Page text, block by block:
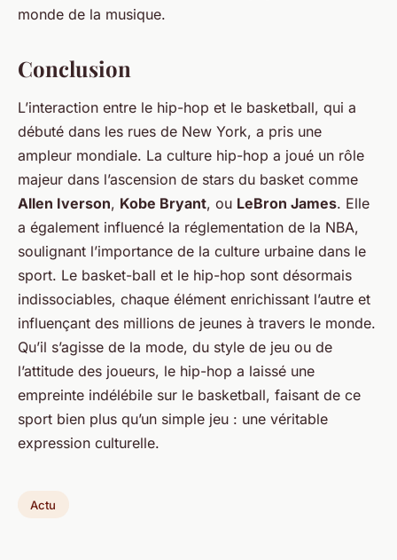
monde de la musique.
Conclusion
L’interaction entre le hip-hop et le basketball, qui a
débuté dans les rues de New York, a pris une
ampleur mondiale. La culture hip-hop a joué un rôle
majeur dans l’ascension de stars du basket comme
Allen Iverson, Kobe Bryant, ou LeBron James. Elle
a également influencé la réglementation de la NBA,
soulignant l’importance de la culture urbaine dans le
sport. Le basket-ball et le hip-hop sont désormais
indissociables, chaque élément enrichissant l’autre et
influençant des millions de jeunes à travers le monde.
Qu’il s’agisse de la mode, du style de jeu ou de
l’attitude des joueurs, le hip-hop a laissé une
empreinte indélébile sur le basketball, faisant de ce
sport bien plus qu’un simple jeu : une véritable
expression culturelle.
Actu